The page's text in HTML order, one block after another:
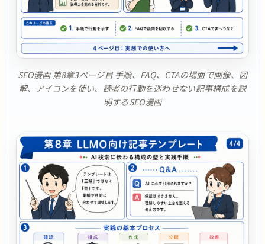
SEO漫画 第8章3ページ目 手順、FAQ、CTAの場面で画像、図
解、アイコンを使い、読者の行動を迷わせない記事構成を説
明するSEO漫画